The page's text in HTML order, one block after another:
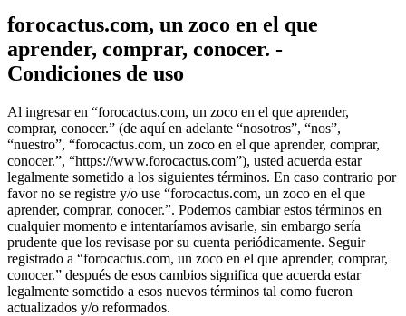
forocactus.com, un zoco en el que
aprender, comprar, conocer. -
Condiciones de uso
Al ingresar en “forocactus.com, un zoco en el que aprender,
comprar, conocer.” (de aquí en adelante “nosotros”, “nos”,
“nuestro”, “forocactus.com, un zoco en el que aprender, comprar,
conocer.”, “https://www.forocactus.com”), usted acuerda estar
legalmente sometido a los siguientes términos. En caso contrario por
favor no se registre y/o use “forocactus.com, un zoco en el que
aprender, comprar, conocer.”. Podemos cambiar estos términos en
cualquier momento e intentaríamos avisarle, sin embargo sería
prudente que los revisase por su cuenta periódicamente. Seguir
registrado a “forocactus.com, un zoco en el que aprender, comprar,
conocer.” después de esos cambios significa que acuerda estar
legalmente sometido a esos nuevos términos tal como fueron
actualizados y/o reformados.